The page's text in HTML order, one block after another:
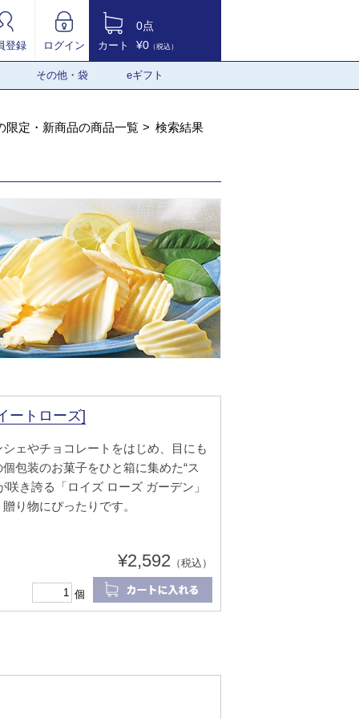
登録 ログイン カート
0点
¥0 （税込）
その他・袋 eギフト
限定・新商品の商品一覧 検索結果
ートローズ]
ェやチョコレートをはじめ、目にも
包装のお菓子をひと箱に集めた“ス
咲き誇る「ロイズ ローズ ガーデン」
り物にぴったりです。
¥2,592 （税込）
個